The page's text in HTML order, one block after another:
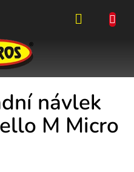
návlek
M Micro